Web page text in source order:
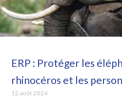
ERP : Protéger les
rhinocéros et les
12 août 2024